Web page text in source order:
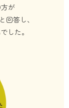
が
回答し、
した。